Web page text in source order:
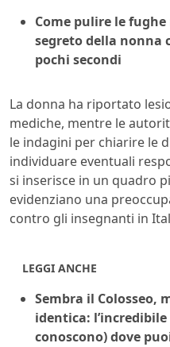
Come pulire le
segreto della nonna
pochi secondi
La donna ha riportato
mediche, mentre le
le indagini per chiarire le
individuare eventuali
si inserisce in un quadro
evidenziano una
contro gli insegnanti in
LEGGI ANCHE
Sembra il Colosseo,
identica:
conoscono) dove